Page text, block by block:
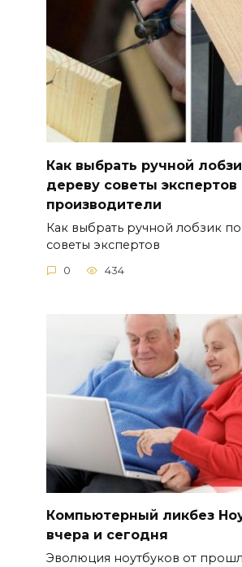
Как выбрать ручной
дереву советы
производители
Как выбрать ручной лобзик
советы экспертов
0 434
Компьютерный ликбез
вчера и сегодня
Эволюция ноутбуков от